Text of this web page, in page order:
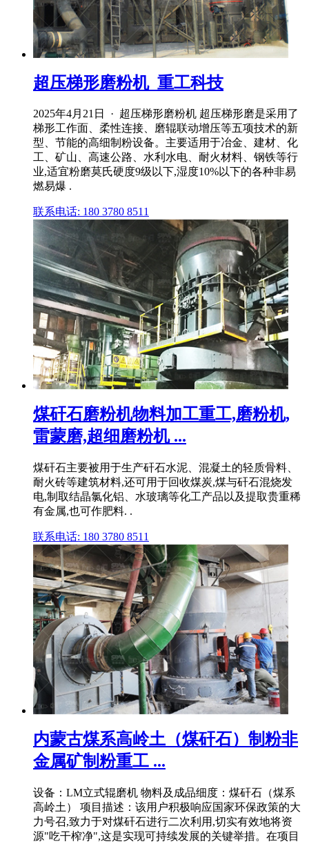
超压梯形磨粉机_重工科技
2025年4月21日 · 超压梯形磨粉机 超压梯形磨是采用了
梯形工作面、柔性连接、磨辊联动增压等五项技术的新
型、节能的高细制粉设备。主要适用于冶金、建材、化
工、矿山、高速公路、水利水电、耐火材料、钢铁等行
业,适宜粉磨莫氏硬度9级以下,湿度10%以下的各种非易
燃易爆 .
联系电话: 180 3780 8511
煤矸石磨粉机物料加工重工,磨粉机,
雷蒙磨,超细磨粉机 ...
煤矸石主要被用于生产矸石水泥、混凝土的轻质骨料、
耐火砖等建筑材料,还可用于回收煤炭,煤与矸石混烧发
电,制取结晶氯化铝、水玻璃等化工产品以及提取贵重稀
有金属,也可作肥料. .
联系电话: 180 3780 8511
内蒙古煤系高岭土（煤矸石）制粉非
金属矿制粉重工 ...
设备：LM立式辊磨机 物料及成品细度：煤矸石（煤系
高岭土） 项目描述：该用户积极响应国家环保政策的大
力号召,致力于对煤矸石进行二次利用,切实有效地将资
源"吃干榨净",这是实现可持续发展的关键举措。在项目